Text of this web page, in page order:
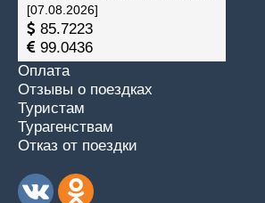
[07.08.2026]
85.7223
99.0436
Оплата
Отзывы о поездках
Туристам
Турагенствам
Отказ от поездки